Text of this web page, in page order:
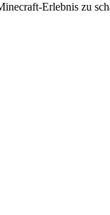
Erlebnis zu